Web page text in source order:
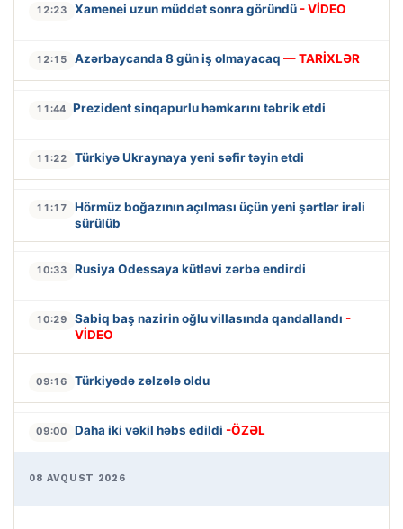
12:23 Xamenei uzun müddət sonra göründü - VİDEO
12:15 Azərbaycanda 8 gün iş olmayacaq — TARİXLƏR
11:44 Prezident sinqapurlu həmkarını təbrik etdi
11:22 Türkiyə Ukraynaya yeni səfir təyin etdi
11:17
Hörmüz boğazının açılması üçün yeni şərtlər irəli
sürülüb
10:33 Rusiya Odessaya kütləvi zərbə endirdi
10:29 Sabiq baş nazirin oğlu villasında qandallandı -
VİDEO
09:16 Türkiyədə zəlzələ oldu
09:00 Daha iki vəkil həbs edildi -ÖZƏL
08 AVQUST 2026